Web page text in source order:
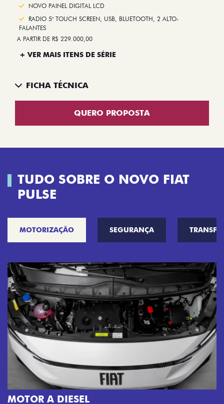
NOVO PAINEL DIGITAL LCD
RADIO 5" TOUCH SCREEN, USB, BLUETOOTH, 2 ALTO-
FALANTES
A PARTIR DE R$ 229.000,00
+ VER MAIS ITENS DE SÉRIE
FICHA TÉCNICA
QUERO PROPOSTA
TUDO SOBRE O NOVO FIAT
PULSE
MOTORIZAÇÃO SEGURANÇA
MOTOR A DIESEL